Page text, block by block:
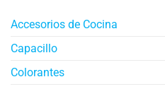
Accesorios de Cocina
Capacillo
Colorantes